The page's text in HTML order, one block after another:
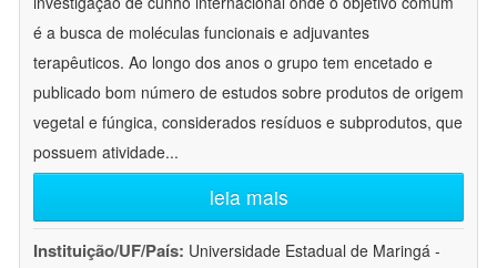
é a busca de moléculas funcionais e adjuvantes
terapêuticos. Ao longo dos anos o grupo tem encetado e
publicado bom número de estudos sobre produtos de origem
vegetal e fúngica, considerados resíduos e subprodutos, que
possuem atividade...
leia mais
Instituição/UF/País: Universidade Estadual de Maringá -